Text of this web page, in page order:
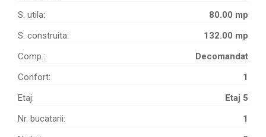
S. utila:
80.00 mp
S. construita:
132.00 mp
Comp.:
Decomandat
Confort:
1
Etaj:
Etaj 5
Nr. bucatarii:
1